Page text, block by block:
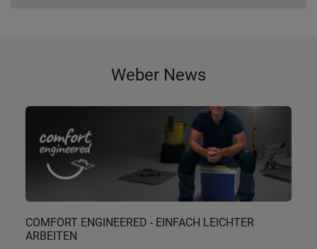
Weber News
COMFORT ENGINEERED - EINFACH LEICHTER
ARBEITEN